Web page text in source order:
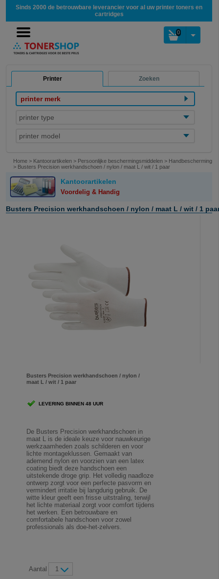
Sinds 2000 de betrouwbare leverancier voor al uw printer toners en
cartridges
0
Printer Zoeken
printer merk
printer type
printer model
Home > Kantoorartikelen > Persoonlijke beschermingsmiddelen > Handbescherming
> Busters Precision werkhandschoen / nylon / maat L / wit / 1 paar
Kantoorartikelen
Voordelig & Handig
Busters Precision werkhandschoen / nylon / maat L / wit / 1
Busters Precision werkhandschoen / nylon /
maat L / wit / 1 paar
LEVERING BINNEN 48 UUR
De Busters Precision werkhandschoen in
maat L is de ideale keuze voor nauwkeurige
werkzaamheden zoals schilderen en voor
lichte montageklussen. Gemaakt van
ademend nylon en voorzien van een latex
coating biedt deze handschoen een
uitstekende droge grip. Het volledig naadloze
ontwerp zorgt voor een perfecte pasvorm en
vermindert irritatie bij langdurig gebruik. De
witte kleur geeft een frisse uitstraling, terwijl
het lichte materiaal zorgt voor comfort tijdens
het werken. Een betrouwbare en
comfortabele handschoen voor zowel
professionals als doe-het-zelvers.
Aantal 1